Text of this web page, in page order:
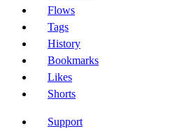
Flows
Tags
History
Bookmarks
Likes
Shorts
Support